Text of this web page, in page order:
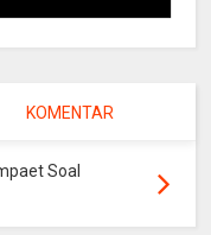
KOMENTAR
Soal